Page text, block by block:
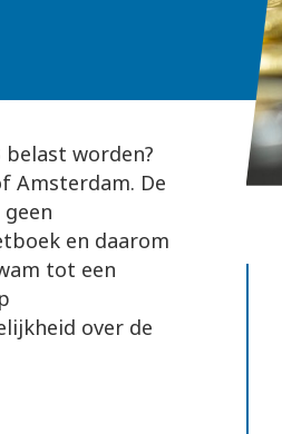
worden?
Amsterdam. De
en daarom
tot een
over de